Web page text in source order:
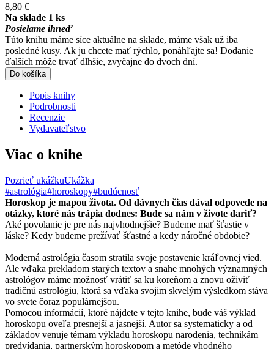
8,80 €
Na sklade 1 ks
Posielame ihneď
Túto knihu máme síce aktuálne na sklade, máme však už iba
posledné kusy. Ak ju chcete mať rýchlo, ponáhľajte sa! Dodanie
ďalších môže trvať dlhšie, zvyčajne do dvoch dní.
Do košíka
Popis knihy
Podrobnosti
Recenzie
Vydavateľstvo
Viac o knihe
Pozrieť ukážkuUkážka
#astrológia#horoskopy#budúcnosť
Horoskop je mapou života. Od dávnych čias dával odpovede na
otázky, ktoré nás trápia dodnes: Bude sa nám v živote dariť?
Aké povolanie je pre nás najvhodnejšie? Budeme mať šťastie v
láske? Kedy budeme prežívať šťastné a kedy náročné obdobie?
Moderná astrológia časom stratila svoje postavenie kráľovnej vied.
Ale vďaka prekladom starých textov a snahe mnohých významných
astrológov máme možnosť vrátiť sa ku koreňom a znovu oživiť
tradičnú astrológiu, ktorá sa vďaka svojim skvelým výsledkom stáva
vo svete čoraz populárnejšou.
Pomocou informácií, ktoré nájdete v tejto knihe, bude váš výklad
horoskopu oveľa presnejší a jasnejší. Autor sa systematicky a od
základov venuje témam výkladu horoskopu narodenia, technikám
predvídania, partnerským horoskopom a metóde vhodného